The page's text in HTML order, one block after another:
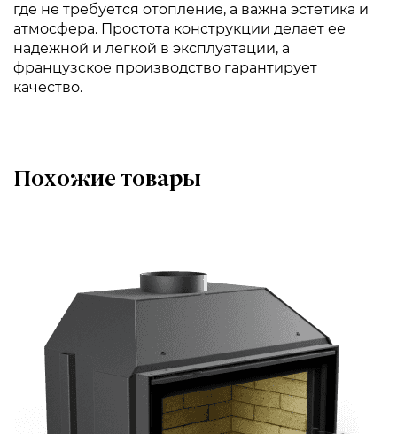
где не требуется отопление, а важна эстетика и
атмосфера. Простота конструкции делает ее
надежной и легкой в эксплуатации, а
французское производство гарантирует
качество.
Похожие товары